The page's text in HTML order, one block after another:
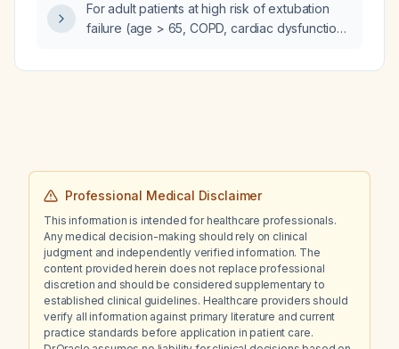
maximally tolerated ACE inhibitor or ARB
therapy?
For adult patients at high risk of extubation
failure (age > 65, COPD, cardiac dysfunction,
PaO2/FiO2 < 200), what post‑extubation
Professional Medical Disclaimer
This information is intended for healthcare professionals.
Any medical decision-making should rely on clinical
judgment and independently verified information. The
content provided herein does not replace professional
discretion and should be considered supplementary to
established clinical guidelines. Healthcare providers should
verify all information against primary literature and current
practice standards before application in patient care.